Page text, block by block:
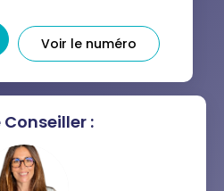
ECOLES ET CRÈCHES
MÉDECINS
Voir le numéro
: